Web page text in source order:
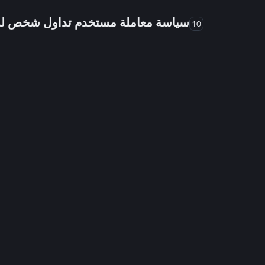
10 سياسة معاملة مستخدم تداول